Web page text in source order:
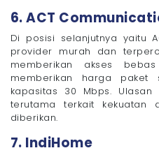
6. ACT
Di posisi selanjutnya yaitu
provider murah dan
memberikan akses
memberikan harga paket
kapasitas 30 Mbps.
terutama terkait kekuatan
diberikan.
7. IndiHome